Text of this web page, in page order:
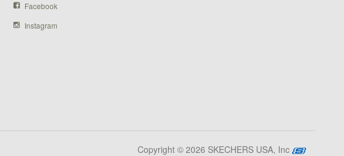
Facebook
Instagram
Copyright © 2026 SKECHERS USA, Inc